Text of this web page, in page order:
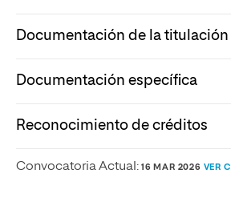
Documentación de la titulación
Documentación específica
Reconocimiento de créditos
Convocatoria Actual: 16 MAR 2026 VER